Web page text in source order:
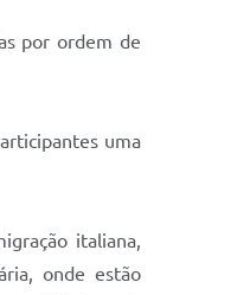
por ordem de
uma
italiana,
onde estão